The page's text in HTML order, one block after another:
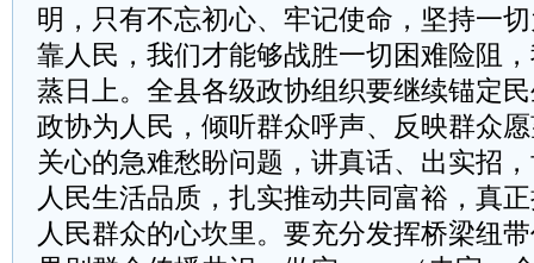
明，只有不忘初心、牢记使命，坚持一
靠人民，我们才能够战胜一切困难险阻
蒸日上。全县各级政协组织要继续锚定
政协为人民，倾听群众呼声、反映群众
关心的急难愁盼问题，讲真话、出实招
人民生活品质，扎实推动共同富裕，真
人民群众的心坎里。要充分发挥桥梁纽